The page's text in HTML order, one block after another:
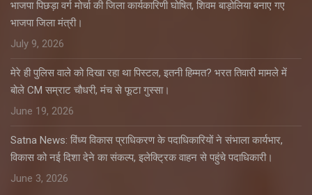
भाजपा पिछड़ा वर्ग मोर्चा की जिला कार्यकारिणी घोषित, शिवम बाड़ोलिया बनाए गए
भाजपा जिला मंत्री।
July 9, 2026
मेरे ही पुलिस वाले को दिखा रहा था पिस्टल, इतनी हिम्मत? भरत तिवारी मामले में
बोले CM सम्राट चौधरी, मंच से फूटा गुस्सा।
June 19, 2026
Satna News: विंध्य विकास प्राधिकरण के पदाधिकारियों ने संभाला कार्यभार,
विकास को नई दिशा देने का संकल्प, इलेक्ट्रिक वाहन से पहुंचे पदाधिकारी।
June 3, 2026